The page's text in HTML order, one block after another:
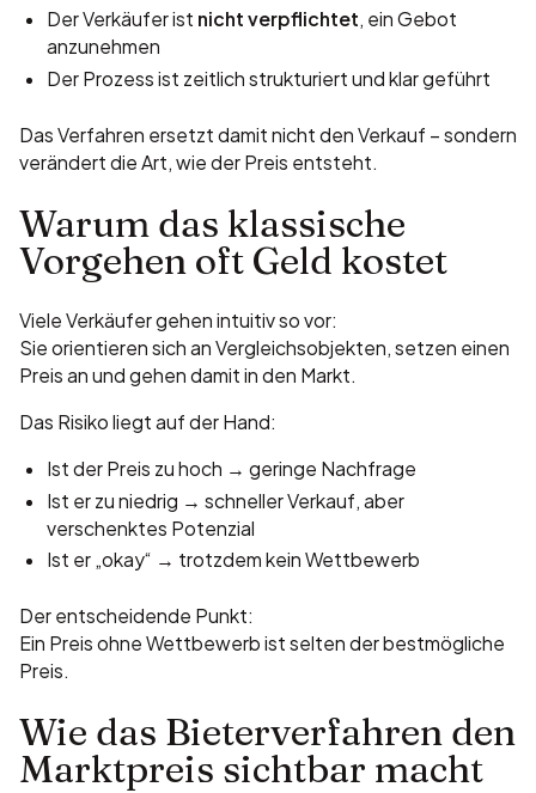
Der Verkäufer ist nicht verpflichtet, ein Gebot
anzunehmen
Der Prozess ist zeitlich strukturiert und klar geführt
Das Verfahren ersetzt damit nicht den Verkauf – sondern
verändert die Art, wie der Preis entsteht.
Warum das klassische
Vorgehen oft Geld kostet
Viele Verkäufer gehen intuitiv so vor:
Sie orientieren sich an Vergleichsobjekten, setzen einen
Preis an und gehen damit in den Markt.
Das Risiko liegt auf der Hand:
Ist der Preis zu hoch → geringe Nachfrage
Ist er zu niedrig → schneller Verkauf, aber
verschenktes Potenzial
Ist er „okay“ → trotzdem kein Wettbewerb
Der entscheidende Punkt:
Ein Preis ohne Wettbewerb ist selten der bestmögliche
Preis.
Wie das Bieterverfahren den
Marktpreis sichtbar macht